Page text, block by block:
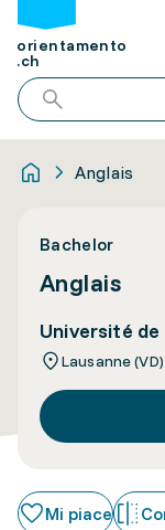
orientamento
.ch
Anglais
Bachelor
Anglais
Université de
Lausanne (VD)
Mi piace